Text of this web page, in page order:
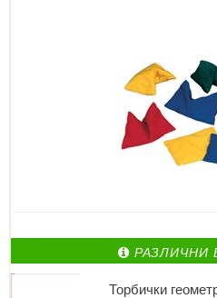
РАЗЛИЧНИ
Торбички